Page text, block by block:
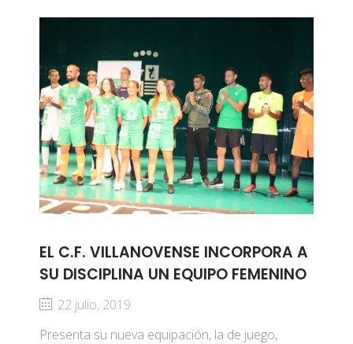
EL C.F. VILLANOVENSE INCORPORA A
SU DISCIPLINA UN EQUIPO FEMENINO
22 julio, 2019
Presenta su nueva equipación, la de juego,